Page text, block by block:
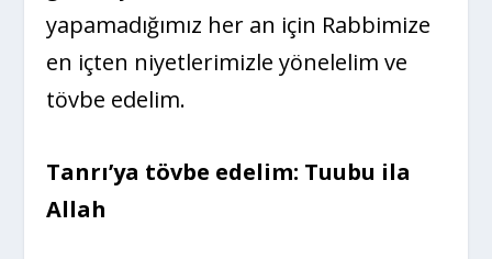
yapamadığımız her an için Rabbimize
en içten niyetlerimizle yönelelim ve
tövbe edelim.
Tanrı’ya tövbe edelim: Tuubu ila
Allah